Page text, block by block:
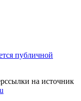
публичной
на источник